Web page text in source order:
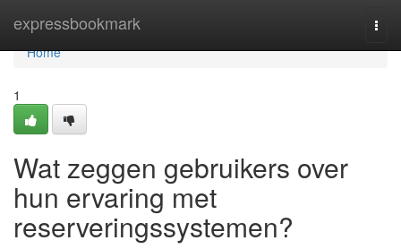
expressbookmark
Home
Home
1
Wat zeggen gebruikers over
hun ervaring met
reserveringssystemen?